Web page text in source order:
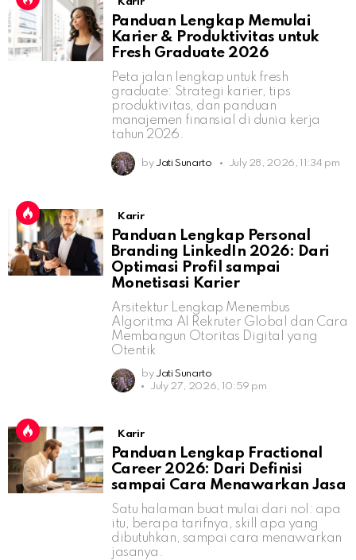
Panduan Lengkap Memulai
Karier & Produktivitas untuk
Fresh Graduate 2026
Peta jalan lengkap untuk fresh
graduate: Strategi karier, tips
produktivitas, dan panduan
manajemen finansial di dunia kerja
tahun 2026.
by Jati Sunarto July 28, 2026, 11:34 pm
Karir
Panduan Lengkap Personal
Branding LinkedIn 2026: Dari
Optimasi Profil sampai
Monetisasi Karier
Arsitektur Lengkap Menembus
Algoritma AI Rekruter Global dan Cara
Membangun Otoritas Digital yang
Otentik
by Jati Sunarto
July 27, 2026, 10:59 pm
Karir
Panduan Lengkap Fractional
Career 2026: Dari Definisi
sampai Cara Menawarkan Jasa
Satu halaman buat mulai dari nol: apa
itu, berapa tarifnya, skill apa yang
dibutuhkan, sampai cara menawarkan
jasanya.